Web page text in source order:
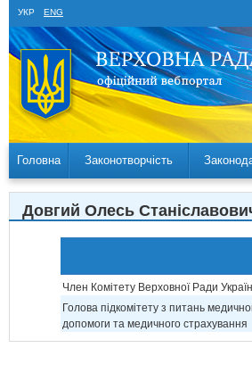
УКР ENG
Головна Законотворчість
Довгий Олесь
Член Комітету Верховної Ради
Голова підкомітету з питань
допомоги та медичного страхування